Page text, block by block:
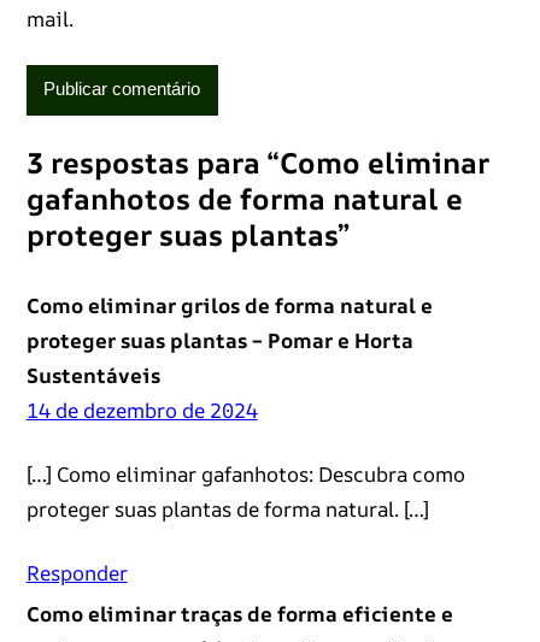
mail.
3 respostas para “Como eliminar
gafanhotos de forma natural e
proteger suas plantas”
Como eliminar grilos de forma natural e
proteger suas plantas – Pomar e Horta
Sustentáveis
14 de dezembro de 2024
[…] Como eliminar gafanhotos: Descubra como
proteger suas plantas de forma natural. […]
Responder
Como eliminar traças de forma eficiente e